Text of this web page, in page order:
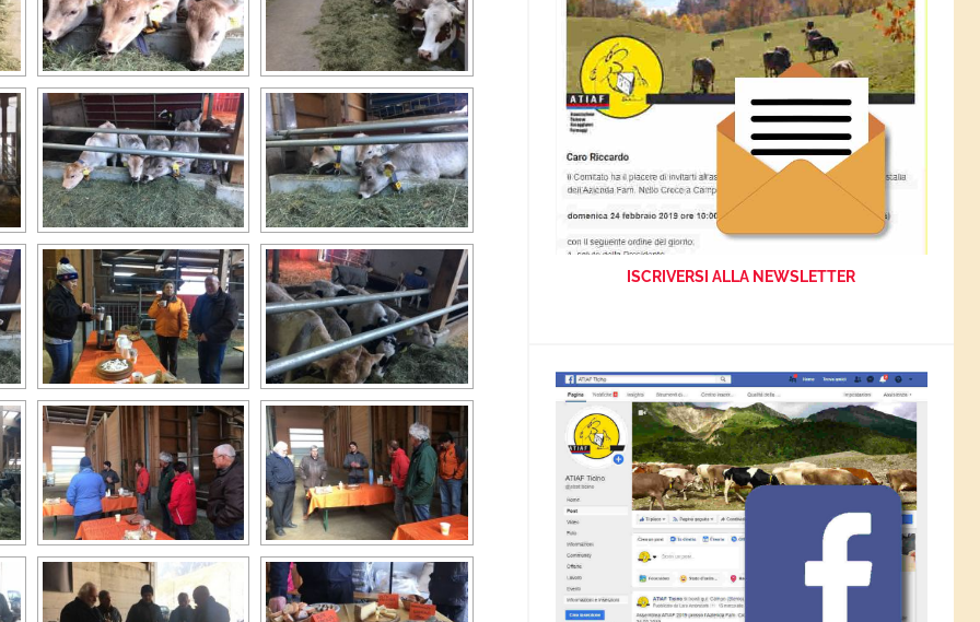
ISCRIVERSI ALLA NEWSLETTER